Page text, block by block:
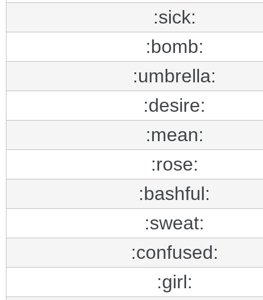
:sick:
:bomb:
:umbrella:
:desire:
:mean:
:rose:
:bashful:
:sweat:
:confused:
:girl: